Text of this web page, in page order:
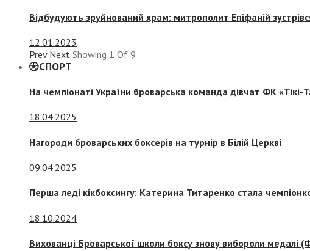
Відбудують зруйнований храм: митрополит Епіфаній
12.01.2023
Prev Next Showing 1 Of 9
СПОРТ
На чемпіонаті України броварська команда дівчат ФК «Тікі-
18.04.2025
Нагороди броварських боксерів на турнір в Білій Церкві
09.04.2025
Перша леді кікбоксингу: Катерина Титаренко стала
18.10.2024
Вихованці Броварської школи боксу знову вибороли медалі